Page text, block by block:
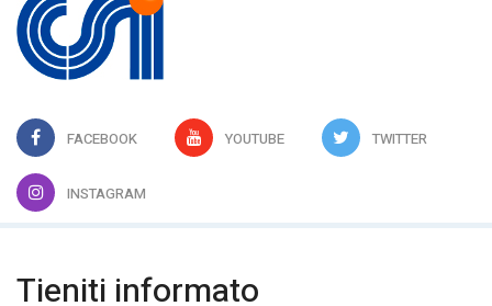
FACEBOOK YOUTUBE TWITTER
INSTAGRAM
Tieniti informato